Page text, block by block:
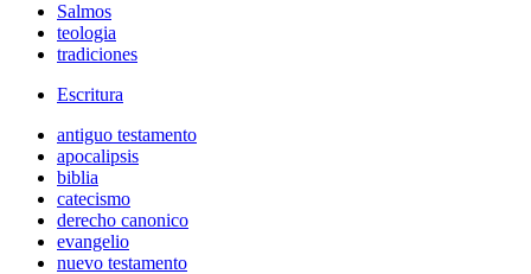
Salmos
teologia
tradiciones
Escritura
antiguo testamento
apocalipsis
biblia
catecismo
derecho canonico
evangelio
nuevo testamento